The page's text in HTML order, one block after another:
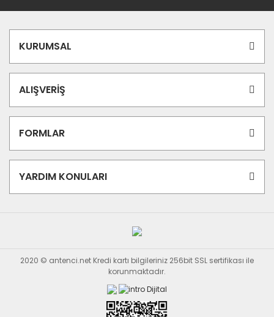
KURUMSAL
ALIŞVERİŞ
FORMLAR
YARDIM KONULARI
2020 © antenci.net Kredi kartı bilgileriniz 256bit SSL sertifikası ile
korunmaktadır.